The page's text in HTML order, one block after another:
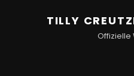
TILLY
Offizielle